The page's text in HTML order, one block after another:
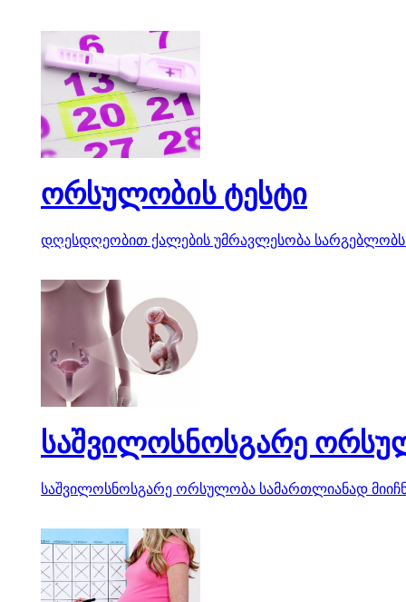
ორსულობის ტესტი
დღესდღეობით ქალების უმრავლესობა სარგებლობს
საშვილოსნოსგარე
საშვილოსნოსგარე ორსულობა სამართლიანად